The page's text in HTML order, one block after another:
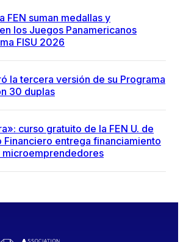
FEN suman medallas y
los Juegos Panamericanos
FISU 2026
la tercera versión de su Programa
30 duplas
curso gratuito de la FEN U. de
Financiero entrega financiamiento